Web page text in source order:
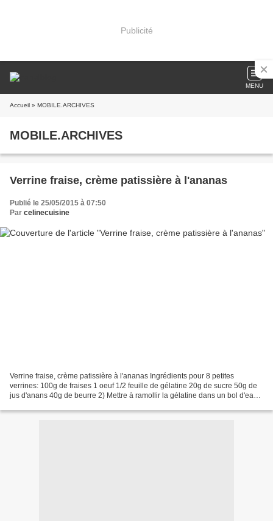
Publicité
MENU
Accueil » MOBILE.ARCHIVES
MOBILE.ARCHIVES
Verrine fraise, crème patissière à l'ananas
Publié le 25/05/2015 à 07:50
Par celinecuisine
Verrine fraise, crème patissière à l'ananas Ingrédients pour 8 petites
verrines: 100g de fraises 1 oeuf 1/2 feuille de gélatine 20g de sucre 50g de
jus d'anans 40g de beurre 2) Mettre à ramollir la gélatine dans un bol d'eau